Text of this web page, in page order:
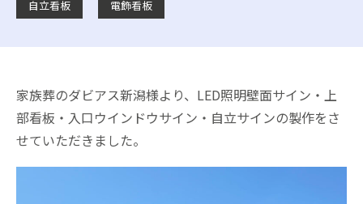
自立看板
電飾看板
家族葬のダビアス新潟様より、LED照明壁面サイン・上
部看板・入口ウインドウサイン・自立サインの製作をさ
せていただきました。